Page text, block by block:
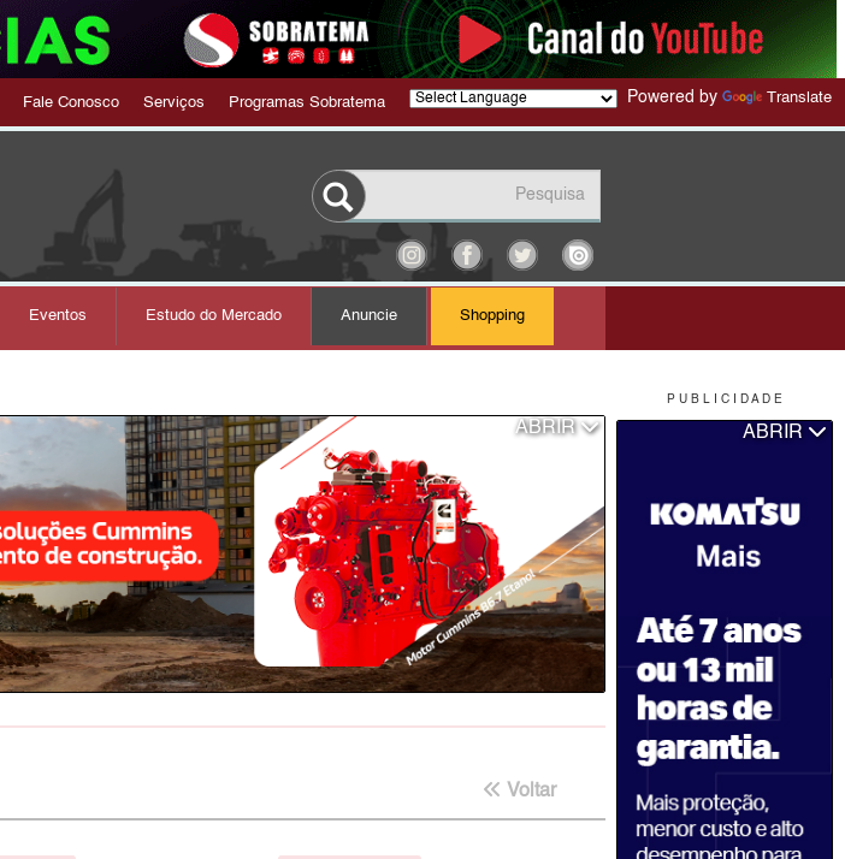
P U B L I C I D A D E
ABRIR
Fale Conosco Serviços Programas Sobratema Powered by Translate
Eventos Estudo do Mercado Anuncie Shopping
ABRIR
Voltar